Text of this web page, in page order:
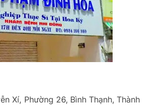
Xí, Phường 26, Bình Thạnh, Thành